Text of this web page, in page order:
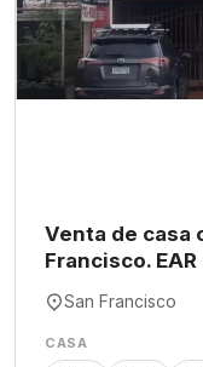
Venta de casa
Francisco. EAR
San Francisco
CASA